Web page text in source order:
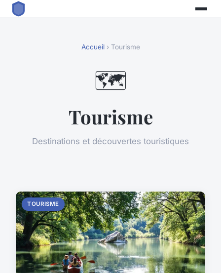
Accueil› Tourisme
🗺️
Tourisme
Destinations et découvertes touristiques
TOURISME